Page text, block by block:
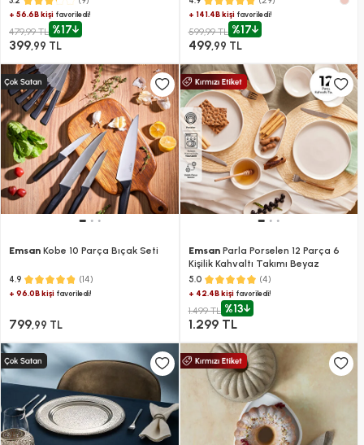
+ 56.6B kişi favoriledi!
479,99 TL %17
399,99 TL
+ 141.4B kişifavoriledi!
599,99 TL %17
499,99 TL
Emsan Kobe 10 Parça Bıçak Seti
4.9 (14)
+ 96.0B kişi favoriledi!
799,99 TL
EmsanParla Porselen 12 Parça 6
Kişilik Kahvaltı Takımı Beyaz
5.0 (4)
+ 42.4B kişifavoriledi!
1.499 TL %13
1.299 TL